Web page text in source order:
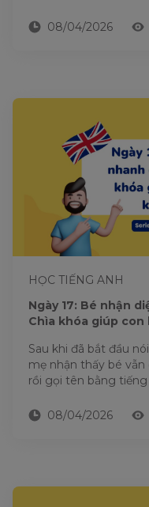
08/04/2026
HỌC TIẾNG ANH
Ngày 17: Bé nhận
Chìa khóa giúp
Sau khi đã bắt đầu
mẹ nhận thấy bé
rồi gọi tên bằng tiếng
08/04/2026